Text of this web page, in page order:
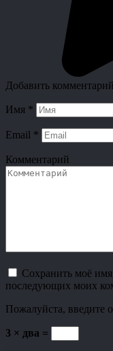
Добавить комментарий
Имя *
Email *
Комментарий
Сохранить моё
последующих моих
Пожалуйста, введите
3 × два =